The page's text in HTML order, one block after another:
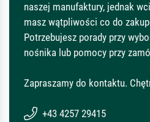
naszej manufaktury, jednak
masz wątpliwości co do
Potrzebujesz porady przy
nośnika lub pomocy przy
Zapraszamy do kontaktu.
+43 4257 29415